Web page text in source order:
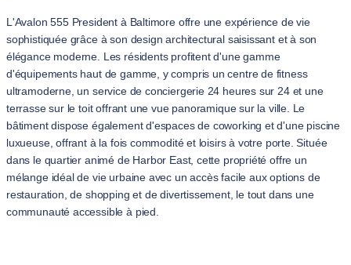
L'Avalon 555 President à Baltimore offre une expérience de vie
sophistiquée grâce à son design architectural saisissant et à son
élégance moderne. Les résidents profitent d'une gamme
d'équipements haut de gamme, y compris un centre de fitness
ultramoderne, un service de conciergerie 24 heures sur 24 et une
terrasse sur le toit offrant une vue panoramique sur la ville. Le
bâtiment dispose également d'espaces de coworking et d'une piscine
luxueuse, offrant à la fois commodité et loisirs à votre porte. Située
dans le quartier animé de Harbor East, cette propriété offre un
mélange idéal de vie urbaine avec un accès facile aux options de
restauration, de shopping et de divertissement, le tout dans une
communauté accessible à pied.